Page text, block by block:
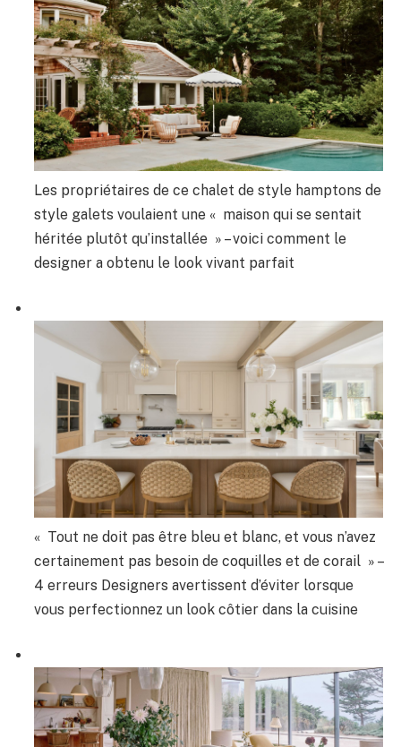
Les propriétaires de ce chalet de style hamptons de
style galets voulaient une « maison qui se sentait
héritée plutôt qu’installée » – voici comment le
designer a obtenu le look vivant parfait
« Tout ne doit pas être bleu et blanc, et vous n’avez
certainement pas besoin de coquilles et de corail » –
4 erreurs Designers avertissent d’éviter lorsque
vous perfectionnez un look côtier dans la cuisine